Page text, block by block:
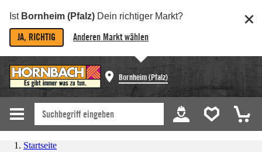
Ist Bornheim (Pfalz) Dein richtiger Markt?
JA, RICHTIG Anderen Markt wählen
Bornheim (Pfalz)
Startseite